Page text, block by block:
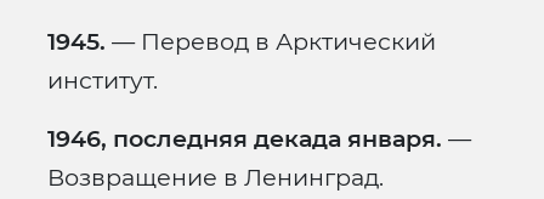
1945. — Перевод в Арктический
институт.
1946, последняя декада января. —
Возвращение в Ленинград.